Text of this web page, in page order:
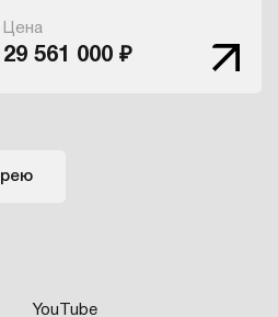
Цена
29 561 000 ₽
YouTube